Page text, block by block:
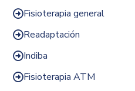
Fisioterapia general
Readaptación
Indiba
Fisioterapia ATM